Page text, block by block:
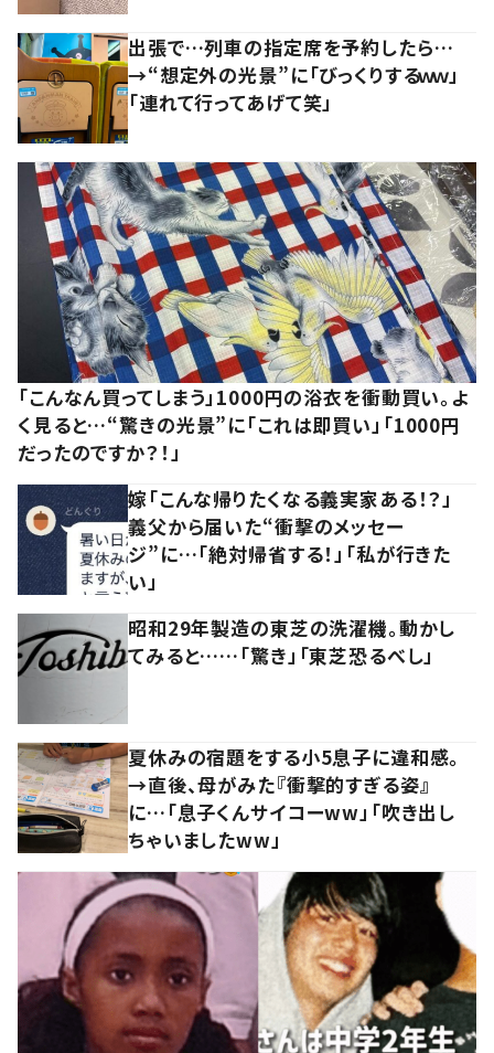
出張で…列車の指定席を予約したら…
→“想定外の光景”に「びっくりするｗｗ」
「連れて行ってあげて笑」
「こんなん買ってしまう」1000円の浴衣を衝動買い。よ
く見ると…“驚きの光景”に「これは即買い」「1000円
だったのですか？！」
嫁「こんな帰りたくなる義実家ある！？」
義父から届いた“衝撃のメッセー
ジ”に…「絶対帰省する！」「私が行きた
い」
昭和29年製造の東芝の洗濯機。動かし
てみると……「驚き」「東芝恐るべし」
夏休みの宿題をする小5息子に違和感。
→直後、母がみた『衝撃的すぎる姿』
に…「息子くんサイコーww」「吹き出し
ちゃいましたww」